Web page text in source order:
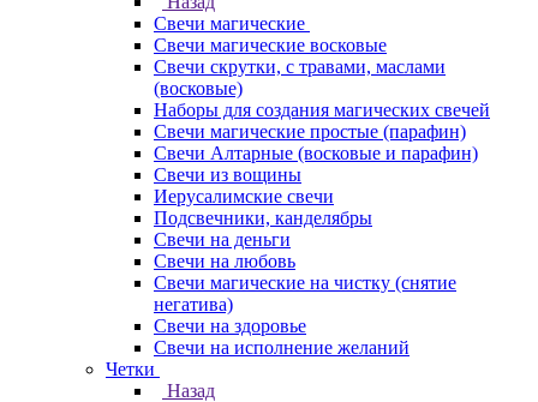
Свечи магические
Свечи магические восковые
Свечи скрутки, с травами, маслами
(восковые)
Наборы для создания магических свечей
Свечи магические простые (парафин)
Свечи Алтарные (восковые и парафин)
Свечи из вощины
Иерусалимские свечи
Подсвечники, канделябры
Свечи на деньги
Свечи на любовь
Свечи магические на чистку (снятие
негатива)
Свечи на здоровье
Свечи на исполнение желаний
Четки
Назад